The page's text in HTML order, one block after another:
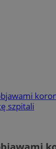
szpitali